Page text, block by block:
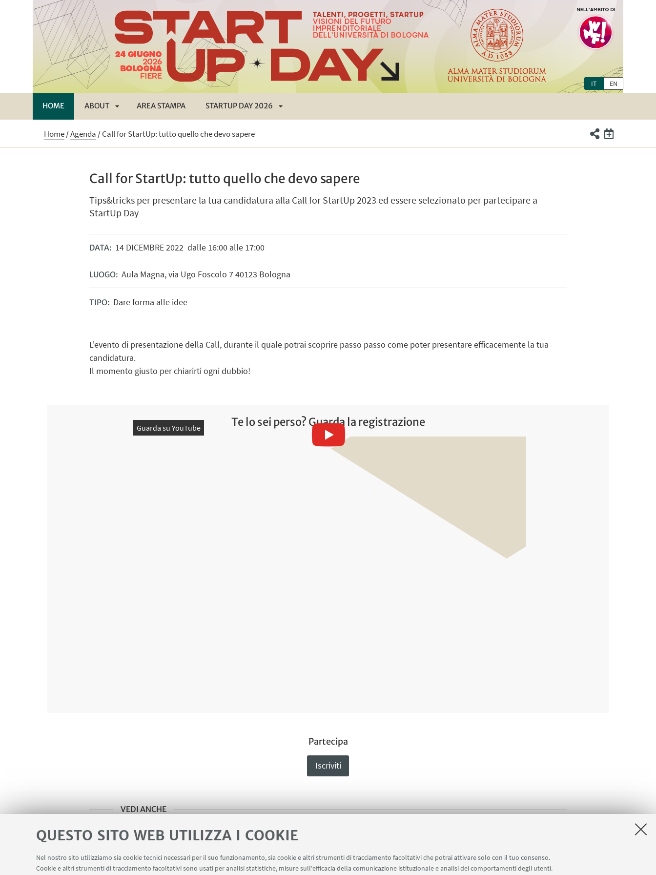
QUESTO SITO WEB UTILIZZA I COOKIE
Nel nostro sito utilizziamo sia cookie tecnici necessari per il suo funzionamento, sia cookie e altri strumenti di tracciamento facoltativi che potrai attivare solo con il tuo consenso.
Cookie e altri strumenti di tracciamento facoltativi sono usati per analisi statistiche, misure sull'efficacia della comunicazione istituzionale e analisi dei comportamenti degli utenti.
IT EN
HOME ABOUT
APRI
AREA STAMPA STARTUP DAY 2026
Home/Agenda /Call for StartUp: tutto quello che devo sapere
Call for StartUp: tutto quello che devo sapere
Tips&tricks per presentare la tua candidatura alla Call for StartUp 2023 ed essere selezionato per partecipare a
StartUp Day
DATA: 14DICEMBRE2022 dalle 16:00 alle 17:00
LUOGO: Aula Magna, via Ugo Foscolo 7 40123 Bologna
TIPO: Dare forma alle idee
L'evento di presentazione della Call, durante il quale potrai scoprire passo passo come poter presentare efficacemente la tua
candidatura.
Il momento giusto per chiarirti ogni dubbio!
Te lo sei perso? Guarda la registrazione
Guarda su YouTube
Partecipa
Iscriviti
VEDI ANCHE
Call for StartUp 2023
Bando, form di candidatura e altri materiali utili